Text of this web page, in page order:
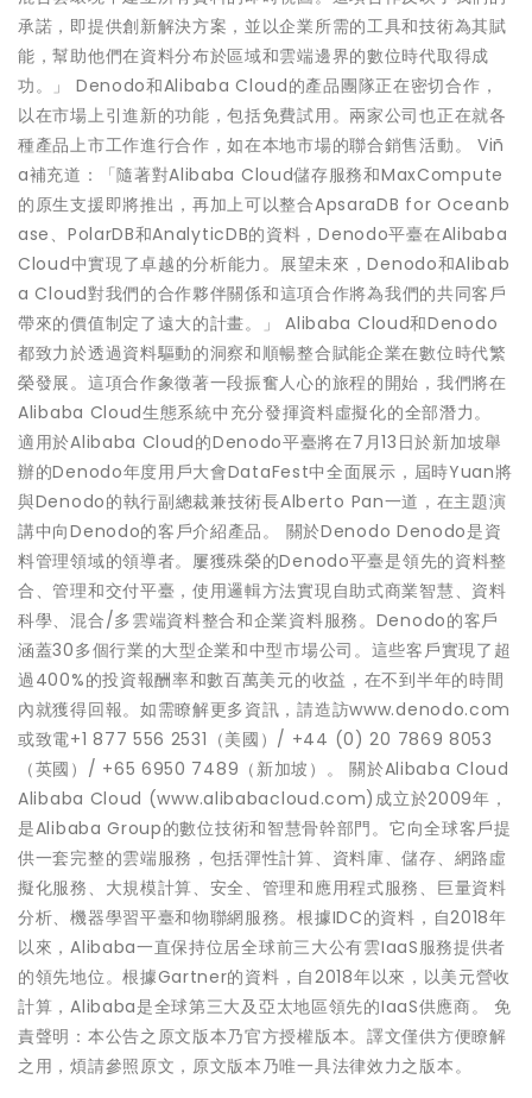
承諾，即提供創新解決方案，並以企業所需的工具和技術為其賦
能，幫助他們在資料分布於區域和雲端邊界的數位時代取得成
功。」 Denodo和Alibaba Cloud的產品團隊正在密切合作，
以在市場上引進新的功能，包括免費試用。兩家公司也正在就各
種產品上市工作進行合作，如在本地市場的聯合銷售活動。 Viñ
a補充道：「隨著對Alibaba Cloud儲存服務和MaxCompute
的原生支援即將推出，再加上可以整合ApsaraDB for Oceanb
ase、PolarDB和AnalyticDB的資料，Denodo平臺在Alibaba
Cloud中實現了卓越的分析能力。展望未來，Denodo和Alibab
a Cloud對我們的合作夥伴關係和這項合作將為我們的共同客戶
帶來的價值制定了遠大的計畫。」 Alibaba Cloud和Denodo
都致力於透過資料驅動的洞察和順暢整合賦能企業在數位時代繁
榮發展。這項合作象徵著一段振奮人心的旅程的開始，我們將在
Alibaba Cloud生態系統中充分發揮資料虛擬化的全部潛力。
適用於Alibaba Cloud的Denodo平臺將在7月13日於新加坡舉
辦的Denodo年度用戶大會DataFest中全面展示，屆時Yuan將
與Denodo的執行副總裁兼技術長Alberto Pan一道，在主題演
講中向Denodo的客戶介紹產品。 關於Denodo Denodo是資
料管理領域的領導者。屢獲殊榮的Denodo平臺是領先的資料整
合、管理和交付平臺，使用邏輯方法實現自助式商業智慧、資料
科學、混合/多雲端資料整合和企業資料服務。Denodo的客戶
涵蓋30多個行業的大型企業和中型市場公司。這些客戶實現了超
過400%的投資報酬率和數百萬美元的收益，在不到半年的時間
內就獲得回報。如需瞭解更多資訊，請造訪www.denodo.com
或致電+1 877 556 2531（美國）/ +44 (0) 20 7869 8053
（英國）/ +65 6950 7489（新加坡）。 關於Alibaba Cloud
Alibaba Cloud (www.alibabacloud.com)成立於2009年，
是Alibaba Group的數位技術和智慧骨幹部門。它向全球客戶提
供一套完整的雲端服務，包括彈性計算、資料庫、儲存、網路虛
擬化服務、大規模計算、安全、管理和應用程式服務、巨量資料
分析、機器學習平臺和物聯網服務。根據IDC的資料，自2018年
以來，Alibaba一直保持位居全球前三大公有雲IaaS服務提供者
的領先地位。根據Gartner的資料，自2018年以來，以美元營收
計算，Alibaba是全球第三大及亞太地區領先的IaaS供應商。 免
責聲明：本公告之原文版本乃官方授權版本。譯文僅供方便瞭解
之用，煩請參照原文，原文版本乃唯一具法律效力之版本。